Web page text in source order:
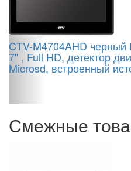
CTV-M4704AHD
7" , Full HD, детектор
Microsd, встроенный
Смежные